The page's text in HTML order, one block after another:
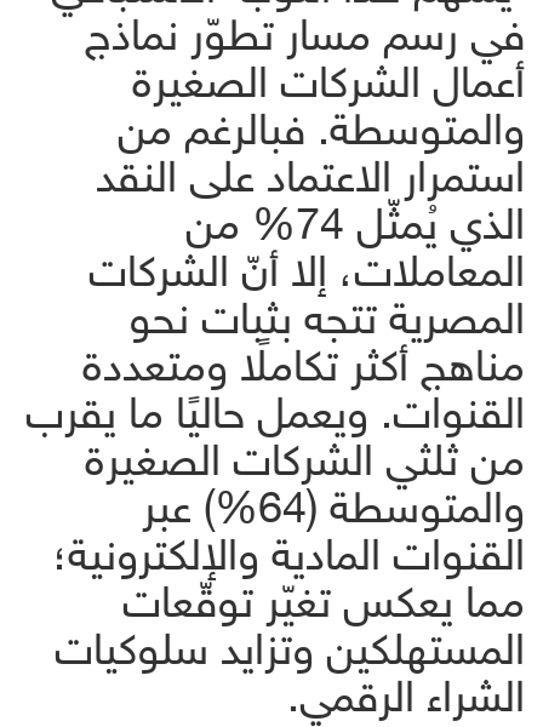
في رسم مسار تطوّر نماذج
أعمال الشركات الصغيرة
والمتوسطة. فبالرغم من
استمرار الاعتماد على النقد
الذي يُمثّل 74% من
المعاملات، إلا أنّ الشركات
المصرية تتجه بثبات نحو
مناهج أكثر تكاملًا ومتعددة
القنوات. ويعمل حاليًا ما يقرب
من ثلثي الشركات الصغيرة
والمتوسطة (64%) عبر
القنوات المادية والإلكترونية؛
مما يعكس تغيّر توقّعات
المستهلكين وتزايد سلوكيات
الشراء الرقمي.